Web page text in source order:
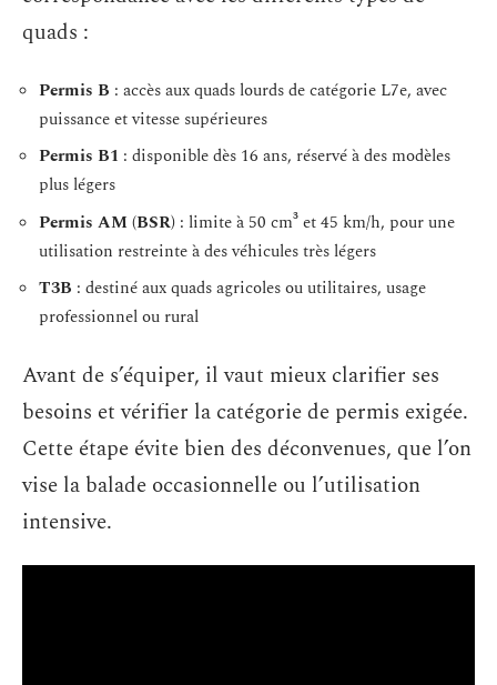
quads :
Permis B : accès aux quads lourds de catégorie L7e, avec
puissance et vitesse supérieures
Permis B1 : disponible dès 16 ans, réservé à des modèles
plus légers
Permis AM (BSR) : limite à 50 cm³ et 45 km/h, pour une
utilisation restreinte à des véhicules très légers
T3B : destiné aux quads agricoles ou utilitaires, usage
professionnel ou rural
Avant de s’équiper, il vaut mieux clarifier ses
besoins et vérifier la catégorie de permis exigée.
Cette étape évite bien des déconvenues, que l’on
vise la balade occasionnelle ou l’utilisation
intensive.